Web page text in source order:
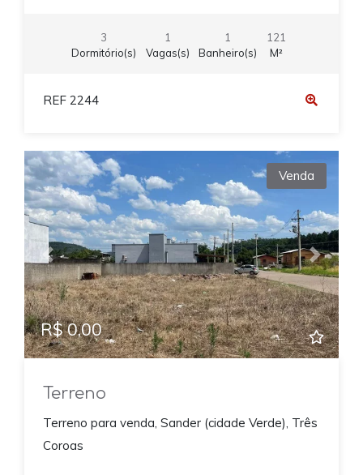
3
Dormitório(s)
1
Vagas(s)
1
Banheiro(s)
121
M²
REF 2244
Previous Next
Venda
R$ 0,00
Terreno
Terreno para venda, Sander (cidade Verde), Três
Coroas